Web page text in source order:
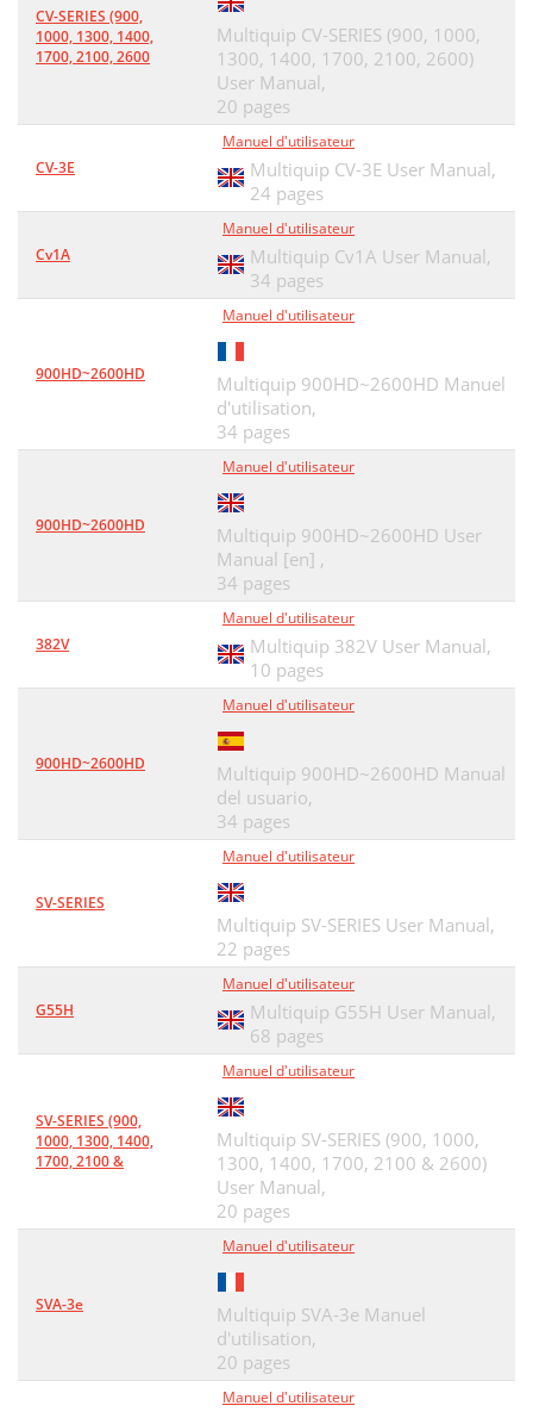
CONTROL ASSY
42
CRANKCASE COVER ASSY
CYLINDER BARREL ASSY
46
FAN COVER ASSY
50
FAN COVER ASSY
51
2 90042ZM7000 STUD BOLT A 2
51
3 90043ZM7000 STUD BOLT B 1
51
FUEL TANK ASSY
OIL CASE ASSY
56
RECOIL STARTER ASSY
4 87521ZM7000 EMBLEM 1
NOTE PAGE
67
HERE’S HOW TO GET HELP
68
CV-SERIES (900,
1000, 1300, 1400,
1700, 2100, 2600
Multiquip CV-SERIES (900, 1000,
1300, 1400, 1700, 2100, 2600)
User Manual,
20 pages
CV-3E
Manuel d'utilisateur
Multiquip CV-3E User Manual,
24 pages
Cv1A
Manuel d'utilisateur
Multiquip Cv1A User Manual,
34 pages
900HD~2600HD
Manuel d'utilisateur
Multiquip 900HD~2600HD Manuel
d'utilisation,
34 pages
900HD~2600HD
Manuel d'utilisateur
Multiquip 900HD~2600HD User
Manual [en] ,
34 pages
382V
Manuel d'utilisateur
Multiquip 382V User Manual,
10 pages
900HD~2600HD
Manuel d'utilisateur
Multiquip 900HD~2600HD Manual
del usuario,
34 pages
SV-SERIES
Manuel d'utilisateur
Multiquip SV-SERIES User Manual,
22 pages
G55H
Manuel d'utilisateur
Multiquip G55H User Manual,
68 pages
SV-SERIES (900,
1000, 1300, 1400,
1700, 2100 &
Manuel d'utilisateur
Multiquip SV-SERIES (900, 1000,
1300, 1400, 1700, 2100 & 2600)
User Manual,
20 pages
SVA-3e
Manuel d'utilisateur
Multiquip SVA-3e Manuel
d'utilisation,
20 pages
Manuel d'utilisateur